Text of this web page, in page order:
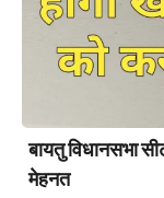
बायतु विधानसभा
मेहनत